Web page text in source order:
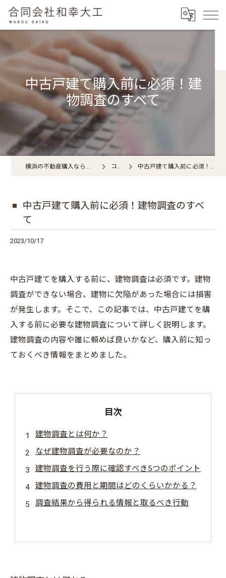
中古戸建て購入前に必須！建
物調査のすべて
横浜の不動産購入なら合同会社和幸大工 コラム 中古戸建て購入前に必須！建物調査のすべて
中古戸建て購入前に必須！建物調査のすべ
て
2023/10/17
中古戸建てを購入する前に、建物調査は必須です。建物
調査ができない場合、建物に欠陥があった場合には損害
が発生します。そこで、この記事では、中古戸建てを購
入する前に必要な建物調査について詳しく説明します。
建物調査の内容や誰に頼めば良いかなど、購入前に知っ
ておくべき情報をまとめました。
目次
建物調査とは何か？
なぜ建物調査が必要なのか？
建物調査を行う際に確認すべき5つのポイント
建物調査の費用と期間はどのくらいかかる？
調査結果から得られる情報と取るべき行動